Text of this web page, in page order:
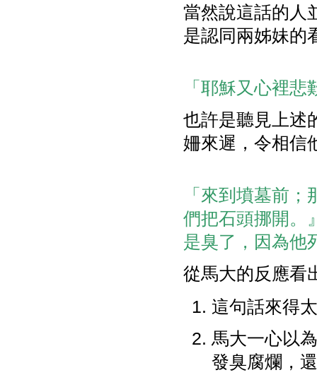
當然說這話的人
是認同兩姊妹的
「耶穌又心裡
也許是聽見上述
姍來遲，令相信
「來到墳墓前
們把石頭挪開。
是臭了，因為他
從馬大的反應看
這句話來得
馬大一心以
發臭腐爛，